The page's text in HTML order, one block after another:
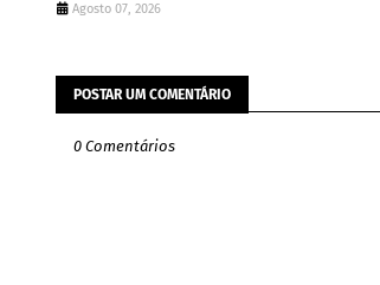
Agosto 07, 2026
POSTAR UM COMENTÁRIO
0 Comentários